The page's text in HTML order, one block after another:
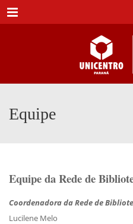
Menu
Equipe
Equipe da Rede de
Coordenadora da Rede de
Lucilene Melo